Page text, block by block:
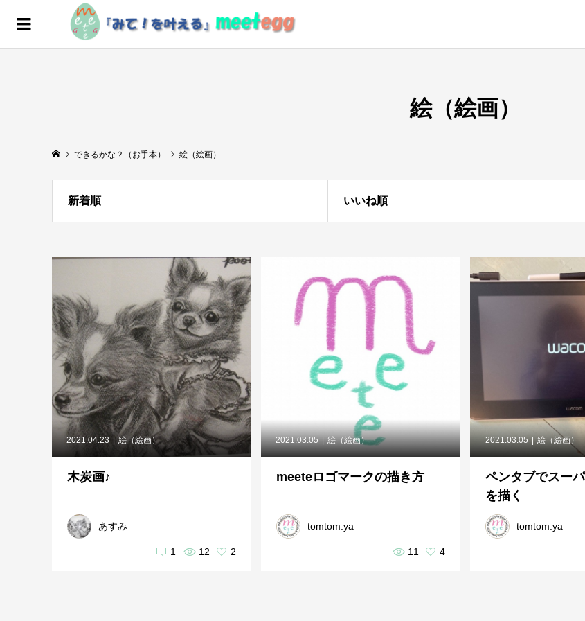
絵（絵画）
できるかな？（お手本） 絵（絵画）
新着順 いいね順
2021.04.23 絵（絵画）
木炭画♪
あすみ
1 12 2
2021.03.05 絵（絵画）
meeteロゴマークの描き方
tomtom.ya
11 4
2021.03.05 絵（絵画）
ペンタブでスー
を描く
tomtom.ya